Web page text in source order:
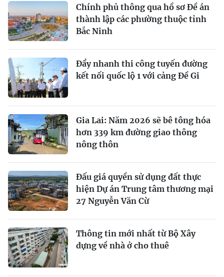
Chính phủ thông qua hồ sơ Đề án
thành lập các phường thuộc tỉnh
Bắc Ninh
Đẩy nhanh thi công tuyến đường
kết nối quốc lộ 1 với cảng Đề Gi
Gia Lai: Năm 2026 sẽ bê tông hóa
hơn 339 km đường giao thông
nông thôn
Đấu giá quyền sử dụng đất thực
hiện Dự án Trung tâm thương mại
27 Nguyễn Văn Cừ
Thông tin mới nhất từ Bộ Xây
dựng về nhà ở cho thuê